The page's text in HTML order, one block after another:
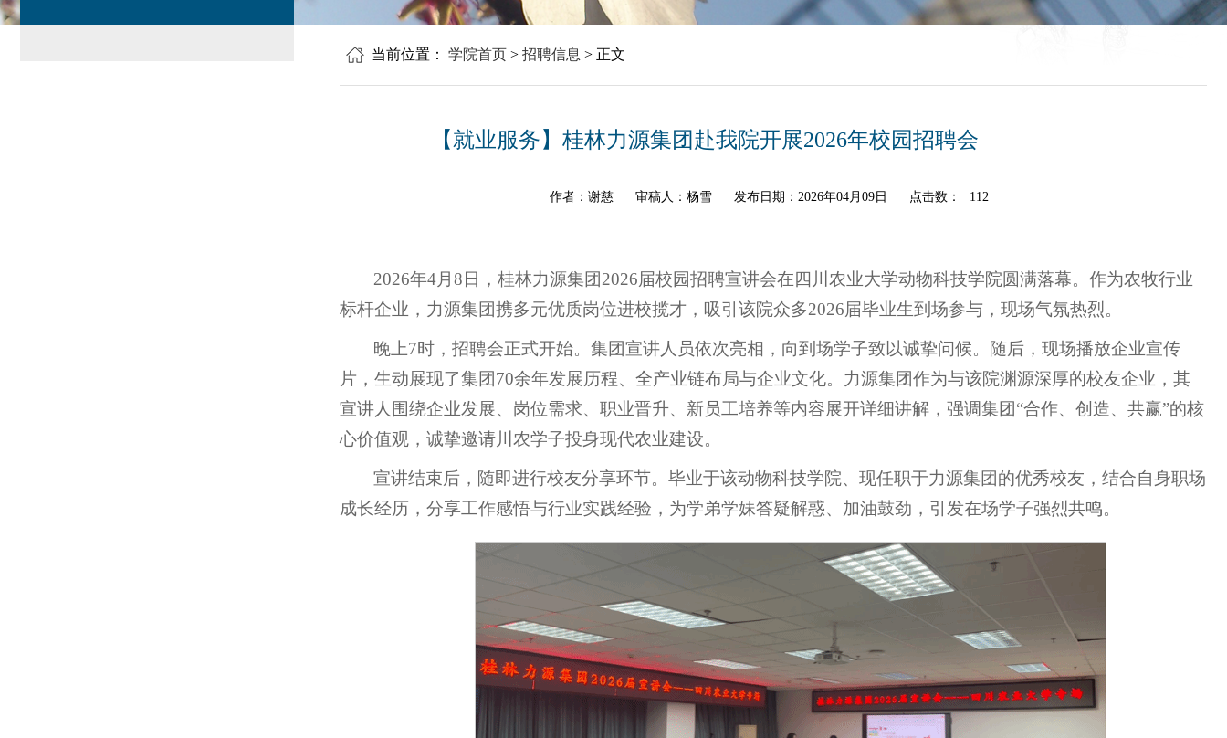
当前位置： 学院首页 > 招聘信息 > 正文
【就业服务】桂林力源集团赴我院开展2026年校园招聘会
作者：谢慈 审稿人：杨雪 发布日期：2026年04月09日 点击数： 112
2026年4月8日，桂林力源集团2026届校园招聘宣讲会在四川农业大学动物科技学院圆满落幕。作为农牧行业
标杆企业，力源集团携多元优质岗位进校揽才，吸引该院众多2026届毕业生到场参与，现场气氛热烈。
晚上7时，招聘会正式开始。集团宣讲人员依次亮相，向到场学子致以诚挚问候。随后，现场播放企业宣传
片，生动展现了集团70余年发展历程、全产业链布局与企业文化。力源集团作为与该院渊源深厚的校友企业，其
宣讲人围绕企业发展、岗位需求、职业晋升、新员工培养等内容展开详细讲解，强调集团“合作、创造、共赢”的核
心价值观，诚挚邀请川农学子投身现代农业建设。
宣讲结束后，随即进行校友分享环节。毕业于该动物科技学院、现任职于力源集团的优秀校友，结合自身职场
成长经历，分享工作感悟与行业实践经验，为学弟学妹答疑解惑、加油鼓劲，引发在场学子强烈共鸣。